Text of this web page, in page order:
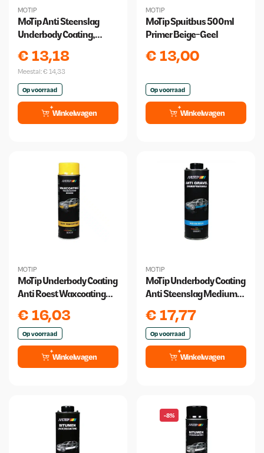
MOTIP
MoTip Anti Steenslag
Underbody Coating,
500ml
€13,18
Meestal:€ 14,33
Op voorraad
Winkelwagen
MOTIP
MoTip Spuitbus 500ml
Primer Beige-Geel
€13,00
Op voorraad
Winkelwagen
MOTIP
MoTip Underbody Coating
Anti Roest Waxcoating
€16,03
Op voorraad
Winkelwagen
MOTIP
MoTip Underbody Coating
Anti Steenslag Medium
€17,77
Op voorraad
Winkelwagen
-8%